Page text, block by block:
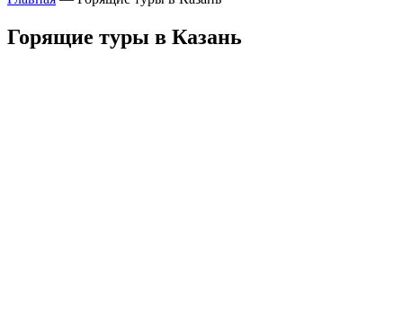
Горящие туры в Казань